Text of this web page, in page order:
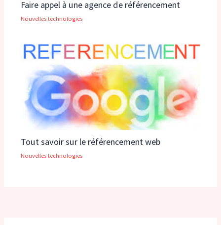
Faire appel à une agence de référencement
Nouvelles technologies
Tout savoir sur le référencement web
Nouvelles technologies